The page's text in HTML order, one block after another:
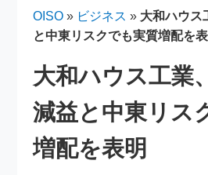
OISO » ビジネス » 大和ハウス
と中東リスクでも実質増配を
大和ハウス工業
減益と中東リス
増配を表明